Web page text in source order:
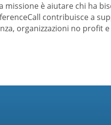
missione è aiutare chi ha
contribuisce a
organizzazioni no profit